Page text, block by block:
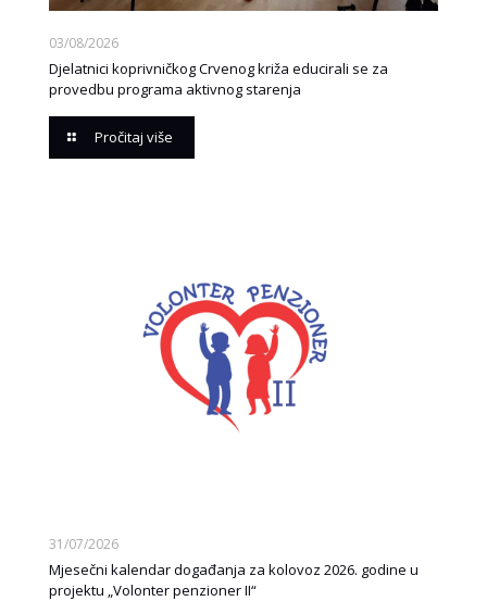
03/08/2026
Djelatnici koprivničkog Crvenog križa educirali se za
provedbu programa aktivnog starenja
Pročitaj više
31/07/2026
Mjesečni kalendar događanja za kolovoz 2026. godine u
projektu „Volonter penzioner II“